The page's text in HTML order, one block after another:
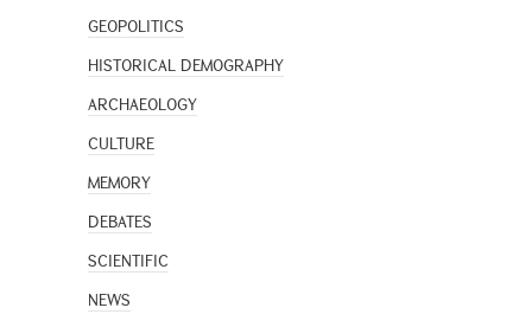
GEOPOLITICS
HISTORICAL DEMOGRAPHY
ARCHAEOLOGY
CULTURE
MEMORY
DEBATES
SCIENTIFIC
NEWS